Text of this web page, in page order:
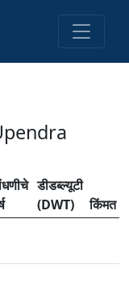
डीडब्ल्यूटी
(DWT)
किंमत